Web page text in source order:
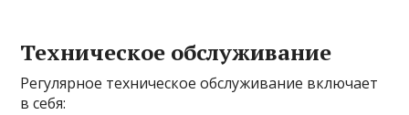
Техническое обслуживание
Регулярное техническое обслуживание включает
в себя: